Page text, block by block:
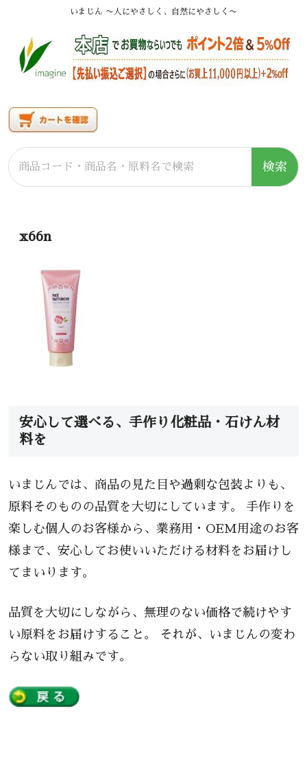
いまじん 〜人にやさしく、自然にやさしく〜
検索
x66n
安心して選べる、手作り化粧品・石けん材
料を
いまじんでは、商品の見た目や過剰な包装よりも、
原料そのものの品質を大切にしています。 手作りを
楽しむ個人のお客様から、業務用・OEM用途のお客
様まで、安心してお使いいただける材料をお届けし
てまいります。
品質を大切にしながら、無理のない価格で続けやす
い原料をお届けすること。 それが、いまじんの変わ
らない取り組みです。